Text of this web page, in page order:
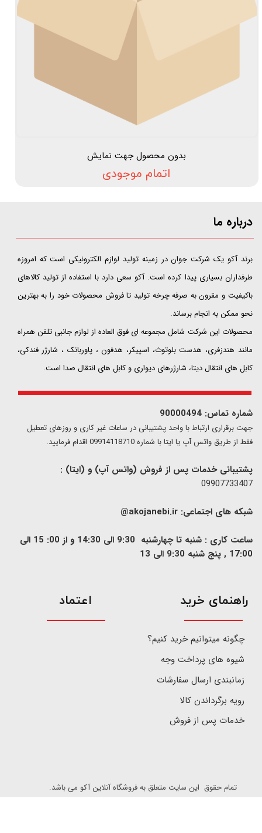
بدون محصول جهت نمایش
اتمام موجودی
درباره ما
​​​​​​​برند آکو یک شرکت جوان در زمینه تولید لوازم الکترونیکی است که امروزه
طرفداران بسیاری پیدا کرده است. آکو سعی دارد با استفاده از تولید کالاهای
باکیفیت و مقرون به صرفه چرخه تولید تا فروش محصولات خود را به بهترین
نحو ممکن به انجام برساند.
محصولات این شرکت شامل مجموعه ای فوق العاده از لوازم جانبی تلفن همراه
مانند هندزفری، هدست بلوتوث، اسپیکر، هدفون ، پاوربانک ، شارژر فندکی،
کابل های انتقال دیتا، شارژرهای دیواری و کابل های انتقال صدا است.
شماره تماس: 90000494
​​جهت برقراری ارتباط با واحد پشتیبانی در ساعات غیر کاری و روزهای تعطیل
فقط از طریق واتس آپ یا ایتا با شماره 09914118710 اقدام فرمایید.
پشتیبانی خدمات پس از فروش (واتس آپ) و (ایتا) :
09907733407
شبکه های اجتماعی: akojanebi.ir@
ساعت کاری : شنبه تا چهارشنبه 9:30 الی 14:30 و از 00: 15 الی
17:00 , پنج شنبه 9:30 الی 13
​راهنمای خرید
چگونه میتوانیم خرید کنیم؟
شیوه های پرداخت وجه
زمانبندی ارسال سفارشات
رویه برگرداندن کالا
خدمات پس از فروش
تمام حقوق این سایت متعلق به فروشگاه آنلاین آکو می باشد.
اعتماد